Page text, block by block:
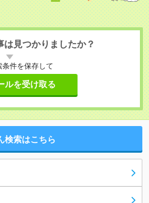
は見つかりましたか？
条件を保存して
ルを受け取る
検索はこちら